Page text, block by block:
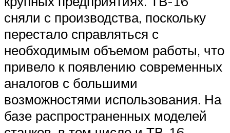
сняли с производства, поскольку
перестало справляться с
необходимым объемом работы, что
привело к появлению современных
аналогов с большими
возможностями использования. На
базе распространенных моделей